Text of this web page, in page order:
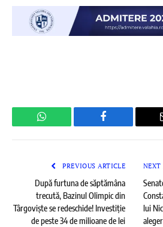
WhatsApp Facebook
PREVIOUS ARTICLE
După furtuna de săptămâna
trecută, Bazinul Olimpic din
Târgoviște se redeschide! Investiție
de peste 34 de milioane de lei
NEXT
lui